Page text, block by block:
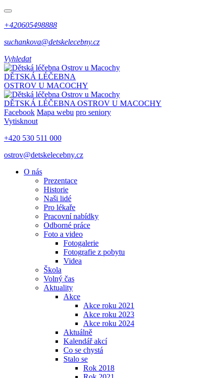
+420605498888
suchankova@detskelecebny.cz
Vyhledat
DĚTSKÁ LÉČEBNA
OSTROV U MACOCHY
DĚTSKÁ LÉČEBNA OSTROV U MACOCHY
Facebook Mapa webu pro seniory
Vytisknout
+420 530 511 000
ostrov@detskelecebny.cz
O nás
Prezentace
Historie
Naši lidé
Pro lékaře
Pracovní nabídky
Odborné práce
Foto a video
Fotogalerie
Fotografie z pobytu
Videa
Škola
Volný čas
Aktuality
Akce
Akce roku 2021
Akce roku 2023
Akce roku 2024
Aktuálně
Kalendář akcí
Co se chystá
Stalo se
Rok 2018